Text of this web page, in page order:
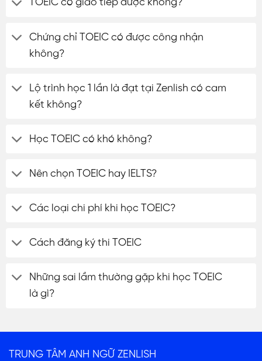
TOEIC có giao tiếp được không?
Chứng chỉ TOEIC có được công nhận
không?
Lộ trình học 1 lần là đạt tại Zenlish có cam
kết không?
Học TOEIC có khó không?
Nên chọn TOEIC hay IELTS?
Các loại chi phí khi học TOEIC?
Cách đăng ký thi TOEIC
Những sai lầm thường gặp khi học TOEIC
là gì?
TRUNG TÂM ANH NGỮ ZENLISH